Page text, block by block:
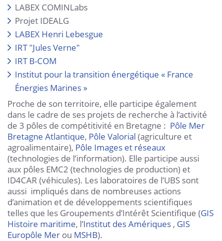
LABEX COMINLabs
Projet IDEALG
LABEX Henri Lebesgue
IRT "Jules Verne"
IRT B-COM
Institut pour la transition énergétique « France
Énergies Marines »
Proche de son territoire, elle participe également
dans le cadre de ses projets de recherche à l’activité
de 3 pôles de compétitivité en Bretagne : Pôle Mer
Bretagne Atlantique, Pôle Valorial (agriculture et
agroalimentaire), Pôle Images et réseaux
(technologies de l’information). Elle participe aussi
aux pôles EMC2 (technologies de production) et
ID4CAR (véhicules). Les laboratoires de l’UBS sont
aussi impliqués dans de nombreuses actions
d’animation et de développements scientifiques
telles que les Groupements d’Intérêt Scientifique (GIS
Histoire maritime, l’Institut des Amériques , GIS
Europôle Mer ou MSHB).